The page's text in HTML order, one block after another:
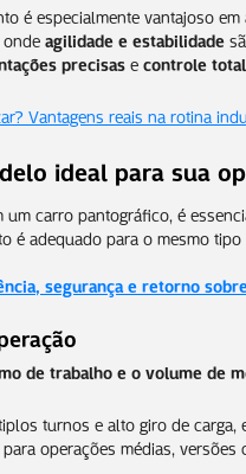
é especialmente vantajoso em
ondeagilidade e estabilidade
precisasecontrole
Vantagens reais na rotina
ideal para sua
um carro pantográfico, é
é adequado para o mesmo
segurança e retorno
de trabalho e o volume de
turnos e alto giro de carga,
para operações médias,